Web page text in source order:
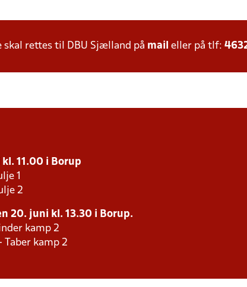
rettes til DBU Sjælland på mail eller på tlf:
11.00 i Borup
1
2
20. juni kl. 13.30 i Borup.
kamp 2
Taber kamp 2